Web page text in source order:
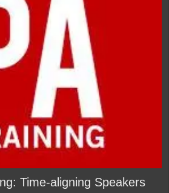
Time-aligning Speakers